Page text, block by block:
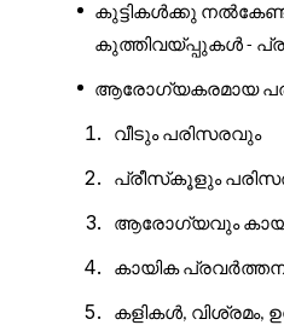
കുട്ടികൾക്കു
കുത്തിവയ്പ്പുകൾ -
ആരോഗ്യകരമായ
വീടും പരിസരവും
പ്രീസ്കൂളും
ആരോഗ്യവും
കായിക
കളികൾ, വിശ്രമം,